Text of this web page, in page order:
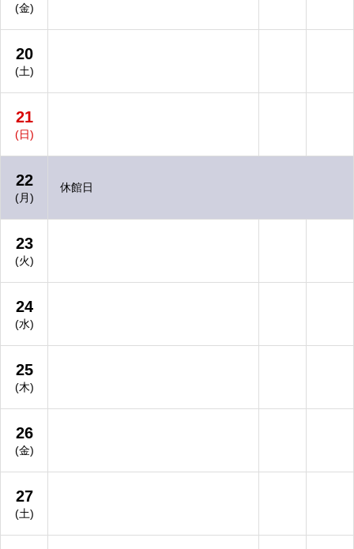
(金)
20
(土)
21
(日)
22
(月)
休館日
23
(火)
24
(水)
25
(木)
26
(金)
27
(土)